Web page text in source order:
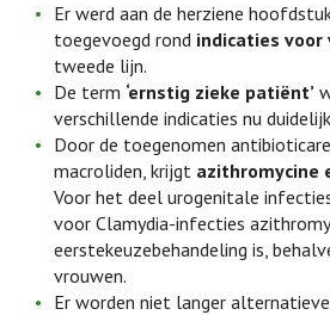
Er werd aan de herziene
toegevoegd rond indicaties voor
tweede lijn.
De term ‘ernstig zieke patiënt’
verschillende indicaties nu
Door de toegenomen
macroliden, krijgt azithromycine
Voor het deel urogenitale
voor Clamydia-infecties
eerstekeuzebehandeling is,
vrouwen.
Er worden niet langer